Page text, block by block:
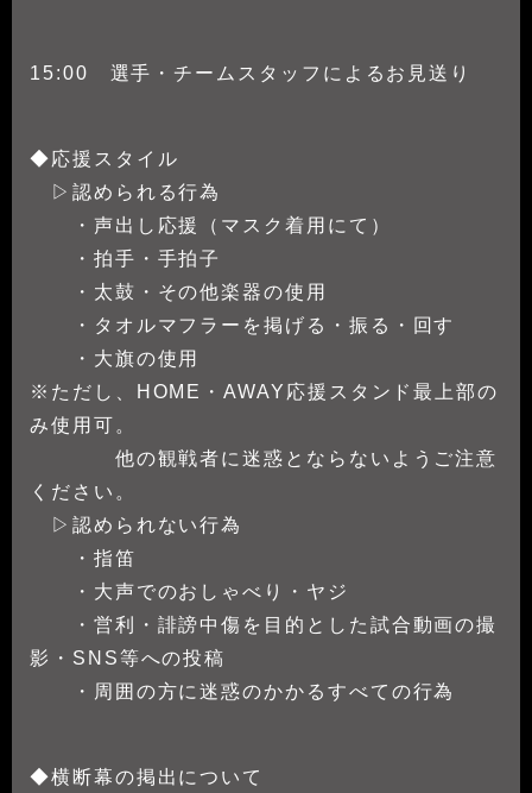
15:00 選手・チームスタッフによるお見送り
◆応援スタイル
▷認められる行為
・声出し応援（マスク着用にて）
・拍手・手拍子
・太鼓・その他楽器の使用
・タオルマフラーを掲げる・振る・回す
・大旗の使用
※ただし、HOME・AWAY応援スタンド最上部の
み使用可。
他の観戦者に迷惑とならないようご注意
ください。
▷認められない行為
・指笛
・大声でのおしゃべり・ヤジ
・営利・誹謗中傷を目的とした試合動画の撮
影・SNS等への投稿
・周囲の方に迷惑のかかるすべての行為
◆横断幕の掲出について